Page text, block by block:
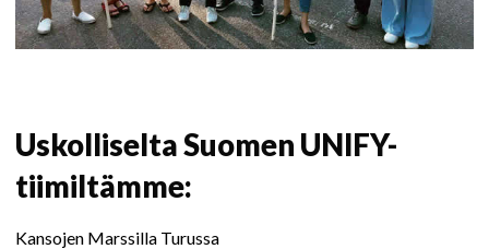
Uskolliselta Suomen UNIFY-
tiimiltämme:
Kansojen Marssilla Turussa